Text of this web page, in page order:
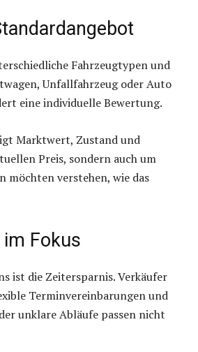
Fahrzeugtypen und
Unfallfahrzeug oder Auto
eine individuelle Bewertung.
Marktwert, Zustand und
Preis, sondern auch um
möchten verstehen, wie das
Fokus
ist die Zeitersparnis. Verkäufer
Terminvereinbarungen und
unklare Abläufe passen nicht